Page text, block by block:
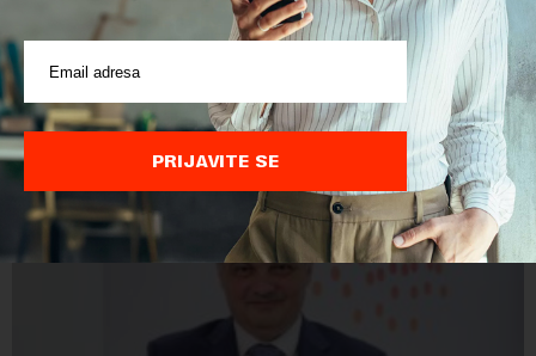
skeptični
Savez slobodnih sindikata predložio je Ministarstvu za rad
smanjenje granice za odlazak u penziju. Ukoliko bi njihov
predlog bio usvojen, žene bi u penziju išle sa 55, a muškarci sa
60 godina. Iako bi se ver...
PRIJAVITE SE